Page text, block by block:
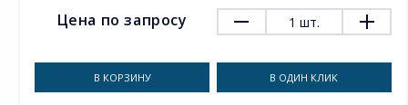
Цена по запросу 1 шт.
В КОРЗИНУ В ОДИН КЛИК